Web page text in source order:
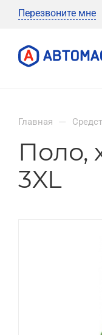
Перезвоните мне
Главная —
Поло,
3XL